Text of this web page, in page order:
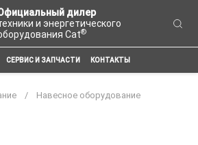
дилер
и энергетического
Cat®
СЕРВИС И ЗАПЧАСТИ КОНТАКТЫ
Навесное оборудование